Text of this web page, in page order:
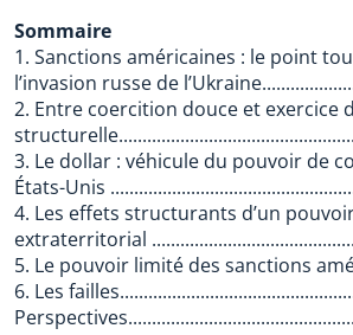
Sommaire
1. Sanctions américaines : le point
l’invasion russe de
2. Entre coercition douce et exercice
3. Le dollar : véhicule du pouvoir de
États-Unis
4. Les effets structurants d’un
extraterritorial
5. Le pouvoir limité des sanctions
6. Les